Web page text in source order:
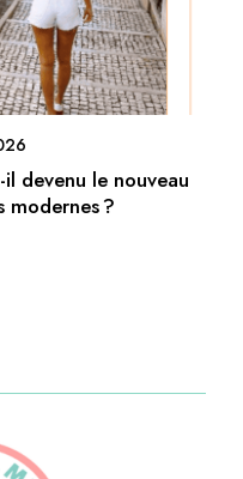
devenu le nouveau
modernes ?